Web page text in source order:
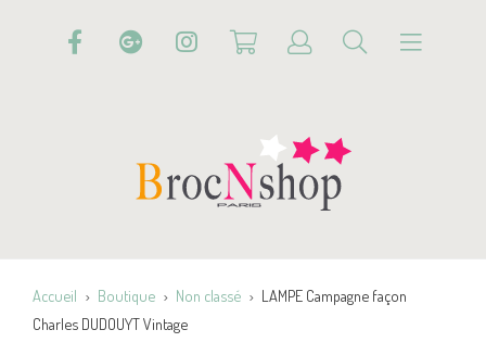
Accueil Boutique Non classé
LAMPE Campagne façon
Charles DUDOUYT Vintage